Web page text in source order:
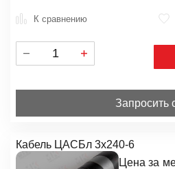
К сравнению
Запросить
Кабель ЦАСБл 3х240-6
Цена за